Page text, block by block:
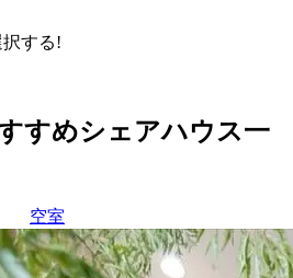
する!
すめシェアハウス一
空室